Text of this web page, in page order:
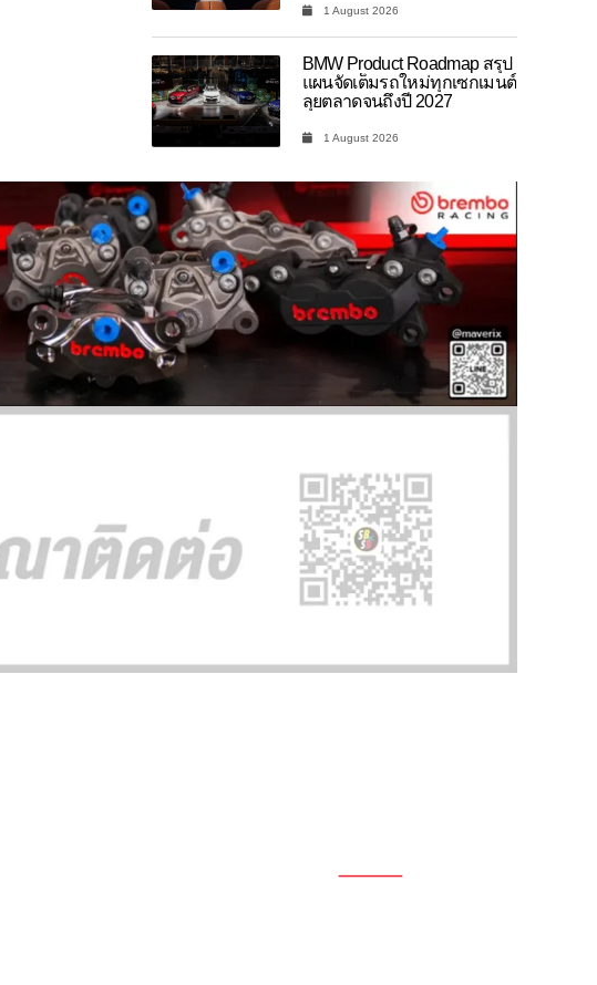
1 August 2026
BMW Product Roadmap สรุป
แผนจัดเต็มรถใหม่ทุกเซกเมนต์
ลุยตลาดจนถึงปี 2027
1 August 2026